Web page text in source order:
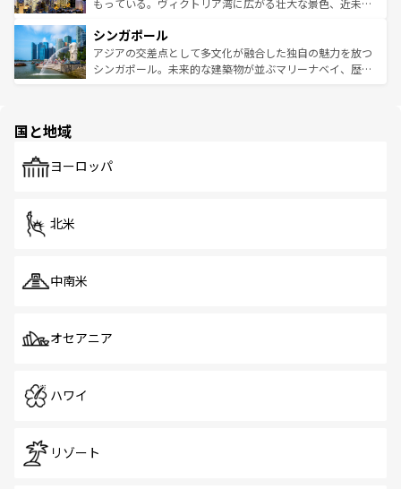
参照してほしい。
激する。気候は一年中温暖で、どの季節にも異なる楽しみ
が待っている。親しみやすいタイの人々、仏教を中心とし
た文化、そして多様な観光資源が、訪れる旅人を魅了し続
もっている。ヴィクトリア湾に広がる壮大な景色、近未来
み、どこを訪れても感動するはず。観光スポットが密集し
ており、効率よく見どころを回れるのも魅力。息をのむよ
うな絶景から文化的な体験まで、香港を存分に楽しみ尽く
シンガポール
アジアの交差点として多文化が融合した独自の魅力を放つ
シンガポール。未来的な建築物が並ぶマリーナベイ、歴史
で、ホーカーズは地元の風情を楽しめる外せないスポット
国と地域
ヨーロッパ
北米
中南米
オセアニア
ハワイ
リゾート